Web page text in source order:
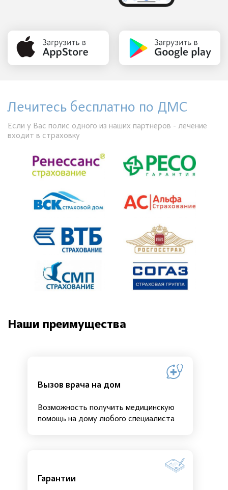
Лечитесь бесплатно по ДМС
Если у Вас полис одного из наших партнеров - лечение
входит в страховку
Наши преимущества
Вызов врача на дом
Возможность получить медицинскую
помощь на дому любого специалиста
Гарантии